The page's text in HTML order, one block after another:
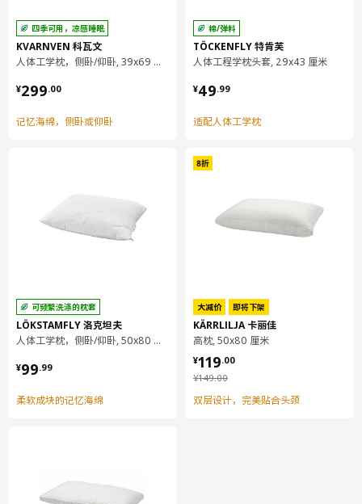
四季可用，凉感睡眠
KVARNVEN 科瓦文
人体工学枕，侧卧/仰卧, 39x69 厘米
¥299.00
¥ 299.00
记忆海绵，侧卧或仰卧
可频繁洗涤的枕套
LÖKSTAMFLY 洛克坦夫
人体工学枕，侧卧/仰卧, 50x80 厘米
¥99.99
¥ 99.99
柔软成块的记忆海绵
棉/弹料
TÖCKENFLY 特肯芙
人体工程学枕头套, 29x43 厘米
¥49.99
¥ 49.99
适配人体工学枕
大减价 即将下架
KÄRRLILJA 卡丽佳
高枕, 50x80 厘米
¥149.00
¥ 149.00
¥119.00
¥ 119.00
双层设计，完美贴合头颈